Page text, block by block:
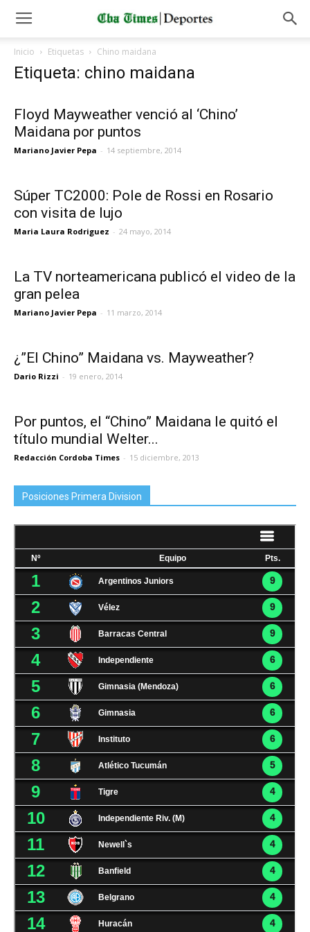
Inicio Etiquetas Chino maidana
Etiqueta: chino maidana
Floyd Mayweather venció al ‘Chino’
Maidana por puntos
Mariano Javier Pepa - 14 septiembre, 2014
Súper TC2000: Pole de Rossi en Rosario
con visita de lujo
Maria Laura Rodriguez - 24 mayo, 2014
La TV norteamericana publicó el video de la
gran pelea
Mariano Javier Pepa - 11 marzo, 2014
¿”El Chino” Maidana vs. Mayweather?
Dario Rizzi - 19 enero, 2014
Por puntos, el “Chino” Maidana le quitó el
título mundial Welter...
Redacción Cordoba Times - 15 diciembre, 2013
Posiciones Primera Division